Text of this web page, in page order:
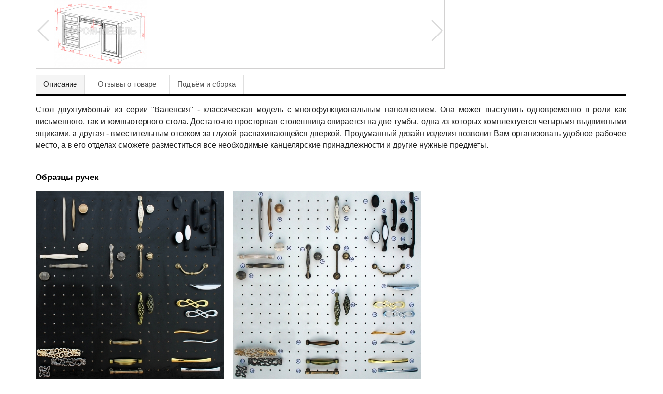
Описание Отзывы о товаре Подъём и сборка
Стол двухтумбовый из серии "Валенсия" - классическая модель с многофункциональным наполнением. Она может выступить одновременно в роли как
письменного, так и компьютерного стола. Достаточно просторная столешница опирается на две тумбы, одна из которых комплектуется четырьмя выдвижными
ящиками, а другая - вместительным отсеком за глухой распахивающейся дверкой. Продуманный дизайн изделия позволит Вам организовать удобное рабочее
место, а в его отделах сможете разместиться все необходимые канцелярские принадлежности и другие нужные предметы.
Образцы ручек